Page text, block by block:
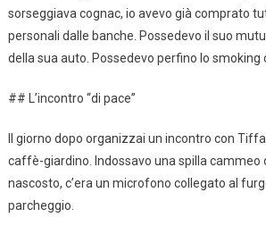
sorseggiava cognac, io avevo già comprato
personali dalle banche. Possedevo il suo
della sua auto. Possedevo perfino lo smoking
## L’incontro “di pace”
Il giorno dopo organizzai un incontro con
caffè-giardino. Indossavo una spilla cammeo
nascosto, c’era un microfono collegato al
parcheggio.